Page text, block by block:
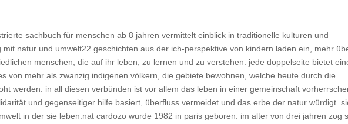
sachbuch für menschen ab 8 jahren vermittelt einblick in traditionelle kulturen und
mit natur und umwelt22 geschichten aus der ich-perspektive von kindern laden ein, mehr
menschen, die auf ihr leben, zu lernen und zu verstehen. jede doppelseite bietet
von mehr als zwanzig indigenen völkern, die gebiete bewohnen, welche heute durch die
werden. in all diesen verbünden ist vor allem das leben in einer gemeinschaft
und gegenseitiger hilfe basiert, überfluss vermeidet und das erbe der natur würdigt.
in der sie leben.nat cardozo wurde 1982 in paris geboren. im alter von drei jahren zog